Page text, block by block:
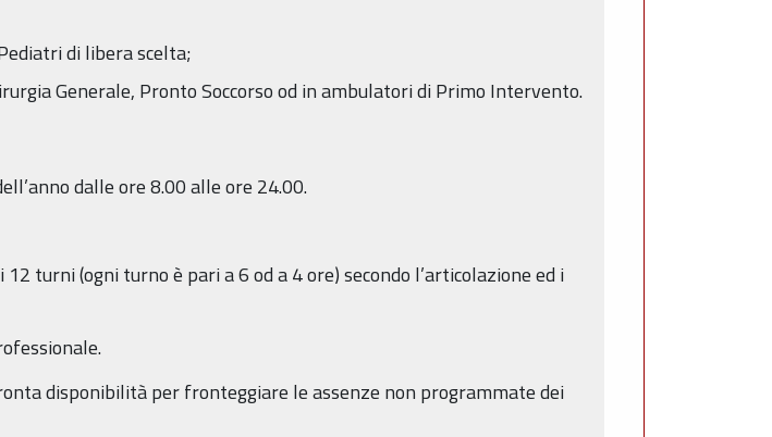
di libera scelta;
Generale, Pronto Soccorso od in ambulatori di Primo Intervento.
dalle ore 8.00 alle ore 24.00.
turni (ogni turno è pari a 6 od a 4 ore) secondo l’articolazione ed i
disponibilità per fronteggiare le assenze non programmate dei